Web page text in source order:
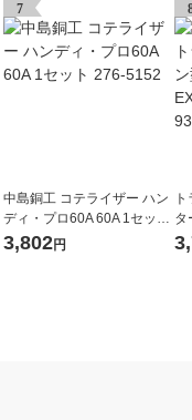
7
中島銅工 コテライザー ハン
ディ・プロ60A 60A 1セット
276-5152
3,802円
タ
プ